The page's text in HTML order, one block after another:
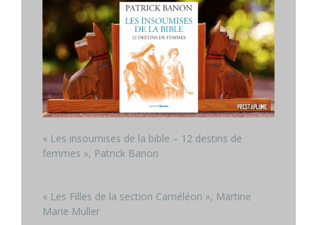
« Les insoumises de la bible – 12 destins de
femmes », Patrick Banon
« Les Filles de la section Caméléon », Martine
Marie Muller